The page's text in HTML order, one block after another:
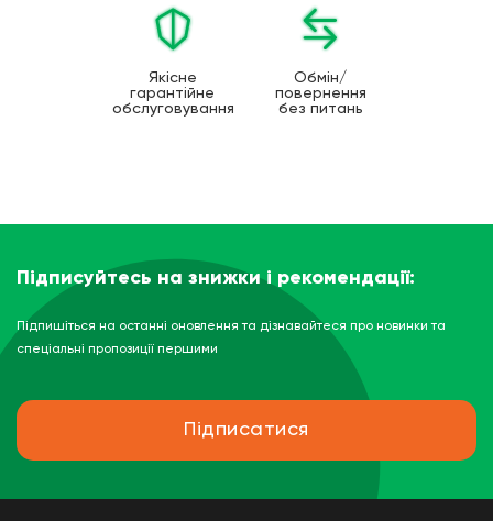
Якісне
гарантійне
обслуговування
Обмін/
повернення
без питань
Підписуйтесь на знижки і рекомендації:
Підпишіться на останні оновлення та дізнавайтеся про новинки та
спеціальні пропозиції першими
Підписатися